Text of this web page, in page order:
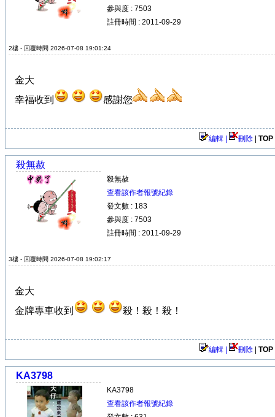
參與度 : 7503
註冊時間 : 2011-09-29
2樓 - 回覆時間 2026-07-08 19:01:24
金大
幸福收到
感謝您
編輯 | 刪除 TOP
殺無赦
殺無赦
查看該作者報號紀錄
發文數 : 183
參與度 : 7503
註冊時間 : 2011-09-29
3樓 - 回覆時間 2026-07-08 19:02:17
金大
金牌專車收到
殺！殺！殺！
編輯 | 刪除 TOP
KA3798
KA3798
查看該作者報號紀錄